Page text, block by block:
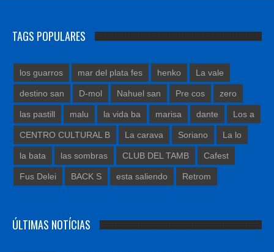
TAGS POPULARES
los guarros mar del plata fes henko La vale
destino san D-mol Nahuel san Pre cos zero
las pastill malu la vida ba marisa dante Los a
CENTRO CULTURAL B La carava Soriano La lo
la bata las sombras CLUB DEL TAMB Cafest
Fus Delei BACK S esta saliendo Retrom
ÚLTIMAS NOTÍCIAS